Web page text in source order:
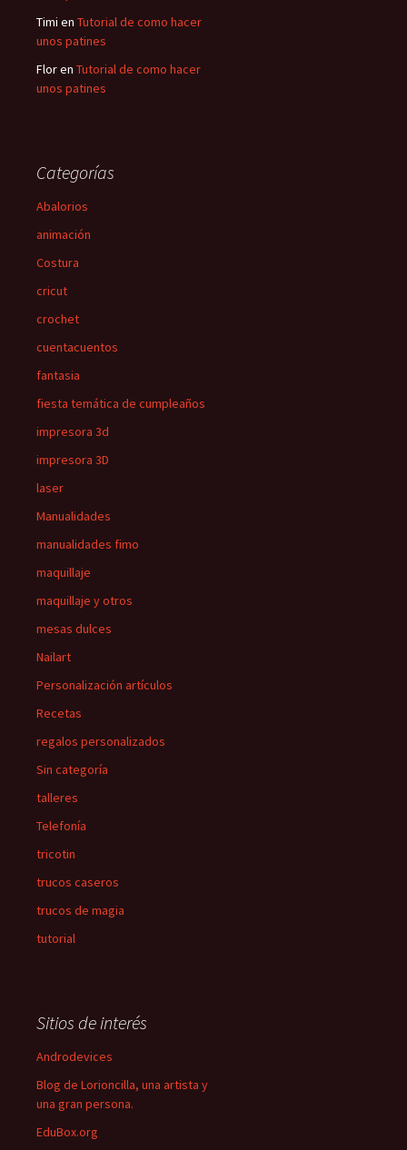
Timi en Tutorial de como hacer
unos patines
Floren Tutorial de como hacer
unos patines
Categorías
Abalorios
animación
Costura
cricut
crochet
cuentacuentos
fantasia
fiesta temática de cumpleaños
impresora 3d
impresora 3D
laser
Manualidades
manualidades fimo
maquillaje
maquillaje y otros
mesas dulces
Nailart
Personalización artículos
Recetas
regalos personalizados
Sin categoría
talleres
Telefonía
tricotin
trucos caseros
trucos de magia
tutorial
Sitios de interés
Androdevices
Blog de Lorioncilla, una artista y
una gran persona.
EduBox.org